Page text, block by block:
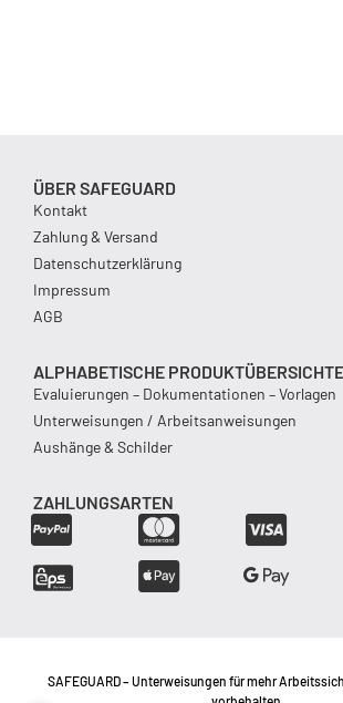
ÜBER SAFEGUARD
Kontakt
Zahlung & Versand
Datenschutzerklärung
Impressum
AGB
ALPHABETISCHE
Evaluierungen – Dokumentationen – Vorlagen
Unterweisungen / Arbeitsanweisungen
Aushänge & Schilder
ZAHLUNGSARTEN
SAFEGUARD – Unterweisungen für mehr